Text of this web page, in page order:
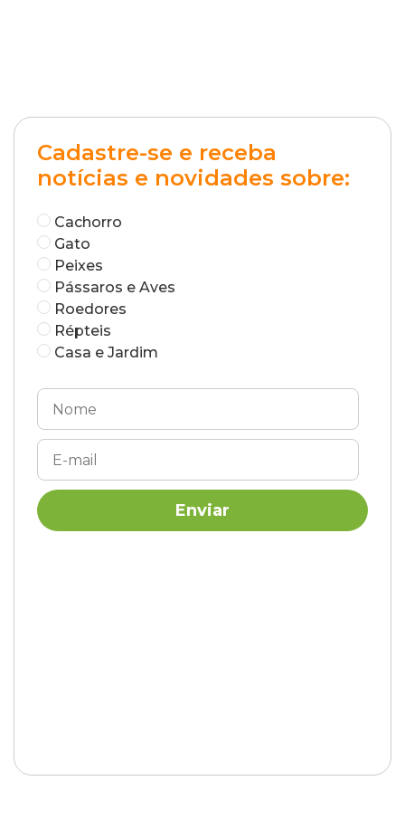
Cadastre-se e receba
notícias e novidades sobre:
Cachorro
Gato
Peixes
Pássaros e Aves
Roedores
Répteis
Casa e Jardim